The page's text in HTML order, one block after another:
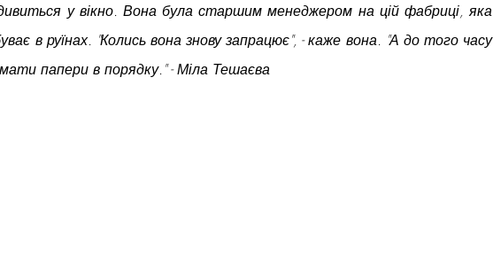
у вікно. Вона була старшим менеджером на цій фабриці, яка
в руїнах. "Колись вона знову запрацює", - каже вона. "А до того часу
папери в порядку." - Міла Тешаєва